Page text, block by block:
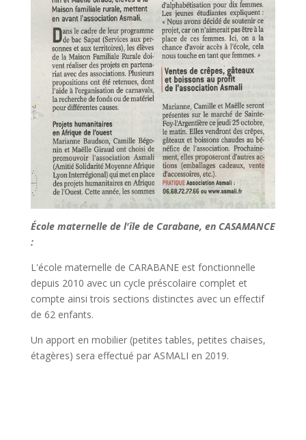
École maternelle de l'île de Carabane, en CASAMANCE
:
L'école maternelle de CARABANE est fonctionnelle
depuis 2010 avec un cycle préscolaire complet et
compte ainsi trois sections distinctes avec un effectif
de 62 enfants.
Un apport en mobilier (petites tables, petites chaises,
étagères) sera effectué par ASMALI en 2019.